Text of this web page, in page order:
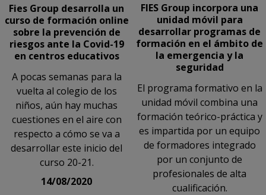
Fies Group desarrolla un
curso de formación online
sobre la prevención de
riesgos ante la Covid-19
en centros educativos
A pocas semanas para la
vuelta al colegio de los
niños, aún hay muchas
cuestiones en el aire con
respecto a cómo se va a
desarrollar este inicio del
curso 20-21.
14/08/2020
FIES Group incorpora una
unidad móvil para
desarrollar programas de
formación en el ámbito de
la emergencia y la
seguridad
El programa formativo en la
unidad móvil combina una
formación teórico-práctica y
es impartida por un equipo
de formadores integrado
por un conjunto de
profesionales de alta
cualificación.